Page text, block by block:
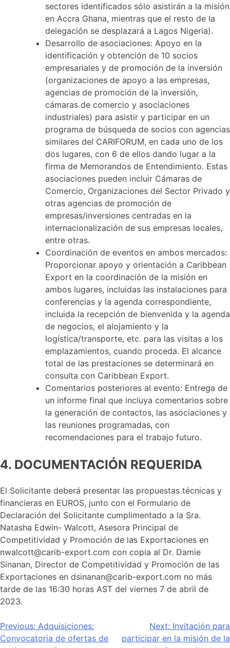
sectores identificados sólo asistirán a la misión
en Accra Ghana, mientras que el resto de la
delegación se desplazará a Lagos Nigeria).
Desarrollo de asociaciones: Apoyo en la
identificación y obtención de 10 socios
empresariales y de promoción de la inversión
(organizaciones de apoyo a las empresas,
agencias de promoción de la inversión,
cámaras de comercio y asociaciones
industriales) para asistir y participar en un
programa de búsqueda de socios con agencias
similares del CARIFORUM, en cada uno de los
dos lugares, con 6 de ellos dando lugar a la
firma de Memorandos de Entendimiento. Estas
asociaciones pueden incluir Cámaras de
Comercio, Organizaciones del Sector Privado y
otras agencias de promoción de
empresas/inversiones centradas en la
internacionalización de sus empresas locales,
entre otras.
Coordinación de eventos en ambos mercados:
Proporcionar apoyo y orientación a Caribbean
Export en la coordinación de la misión en
ambos lugares, incluidas las instalaciones para
conferencias y la agenda correspondiente,
incluida la recepción de bienvenida y la agenda
de negocios, el alojamiento y la
logística/transporte, etc. para las visitas a los
emplazamientos, cuando proceda. El alcance
total de las prestaciones se determinará en
consulta con Caribbean Export.
Comentarios posteriores al evento: Entrega de
un informe final que incluya comentarios sobre
la generación de contactos, las asociaciones y
las reuniones programadas, con
recomendaciones para el trabajo futuro.
4. DOCUMENTACIÓN REQUERIDA
El Solicitante deberá presentar las propuestas técnicas y
financieras en EUROS, junto con el Formulario de
Declaración del Solicitante cumplimentado a la Sra.
Natasha Edwin- Walcott, Asesora Principal de
Competitividad y Promoción de las Exportaciones en
nwalcott@carib-export.com con copia al Dr. Damie
Sinanan, Director de Competitividad y Promoción de las
Exportaciones en dsinanan@carib-export.com no más
tarde de las 16:30 horas AST del viernes 7 de abril de
2023.
Navegación
Previous: Adquisiciones:
Convocatoria de ofertas de
Next: Invitación para
participar en la misión de la